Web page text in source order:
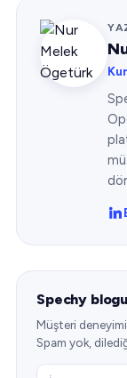
Spechy
Müşteri
Spam yok,